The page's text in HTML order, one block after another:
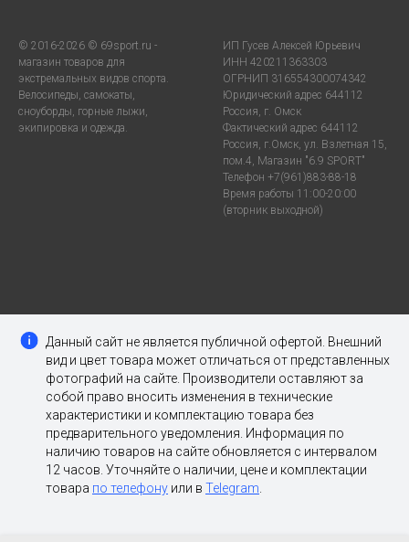
© 2016-2026 © 69sport.ru -
магазин товаров для
экстремальных видов спорта.
Велосипеды, самокаты,
сноуборды, горные лыжи,
экипировка и одежда.
ИП Гусев Алексей Юрьевич
ИНН 420211363303
ОГРНИП 316554300074342
Юридический адрес 644112
Россия, г. Омск
Фактический адрес 644112
Россия, г.Омск, ул. Взлетная 15,
пом.4, Магазин "6.9 SPORT"
Телефон +7(961)883-88-18
Время работы 11:00-20:00
(вторник выходной)
Данный сайт не является публичной офертой. Внешний
вид и цвет товара может отличаться от представленных
фотографий на сайте. Производители оставляют за
собой право вносить изменения в технические
характеристики и комплектацию товара без
предварительного уведомления. Информация по
наличию товаров на сайте обновляется с интервалом
12 часов. Уточняйте о наличии, цене и комплектации
товара по телефону или в Telegram